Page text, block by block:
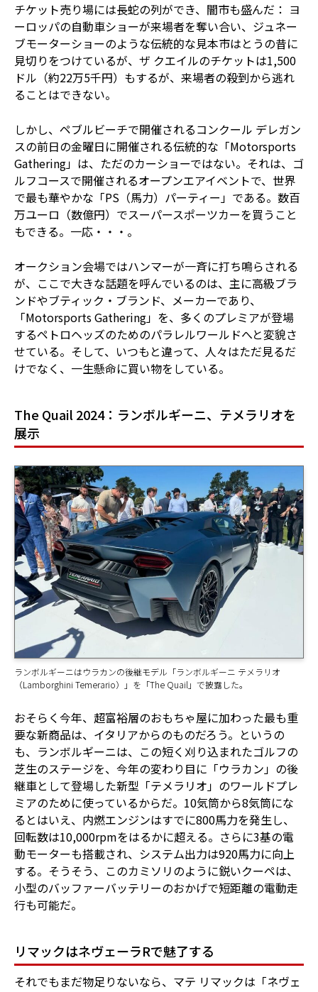
チケット売り場には長蛇の列ができ、闇市も盛んだ： ヨ
ーロッパの自動車ショーが来場者を奪い合い、ジュネー
ブモーターショーのような伝統的な見本市はとうの昔に
見切りをつけているが、ザ クエイルのチケットは1,500
ドル（約22万5千円）もするが、来場者の殺到から逃れ
ることはできない。
しかし、ペブルビーチで開催されるコンクール デレガン
スの前日の金曜日に開催される伝統的な「Motorsports
Gathering」は、ただのカーショーではない。それは、ゴ
ルフコースで開催されるオープンエアイベントで、世界
で最も華やかな「PS（馬力）パーティー」である。数百
万ユーロ（数億円）でスーパースポーツカーを買うこと
もできる。一応・・・。
オークション会場ではハンマーが一斉に打ち鳴らされる
が、ここで大きな話題を呼んでいるのは、主に高級ブラ
ンドやブティック・ブランド、メーカーであり、
「Motorsports Gathering」を、多くのプレミアが登場
するペトロヘッズのためのパラレルワールドへと変貌さ
せている。そして、いつもと違って、人々はただ見るだ
けでなく、一生懸命に買い物をしている。
The Quail 2024：ランボルギーニ、テメラリオを
展示
ランボルギーニはウラカンの後継モデル「ランボルギーニ テメラリオ
（Lamborghini Temerario）」を「The Quail」で披露した。
おそらく今年、超富裕層のおもちゃ屋に加わった最も重
要な新商品は、イタリアからのものだろう。というの
も、ランボルギーニは、この短く刈り込まれたゴルフの
芝生のステージを、今年の変わり目に「ウラカン」の後
継車として登場した新型「テメラリオ」のワールドプレ
ミアのために使っているからだ。10気筒から8気筒にな
るとはいえ、内燃エンジンはすでに800馬力を発生し、
回転数は10,000rpmをはるかに超える。さらに3基の電
動モーターも搭載され、システム出力は920馬力に向上
する。そうそう、このカミソリのように鋭いクーペは、
小型のバッファーバッテリーのおかげで短距離の電動走
行も可能だ。
リマックはネヴェーラRで魅了する
それでもまだ物足りないなら、マテ リマックは「ネヴェ